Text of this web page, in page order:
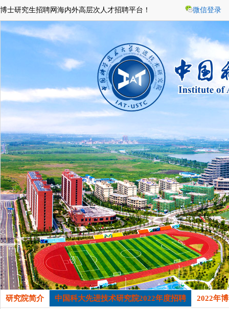
博士研究生招聘网海内外高层次人才招聘平台！ 微信登录
研究院简介 中国科大先进技术研究院2022年度招聘 2022年